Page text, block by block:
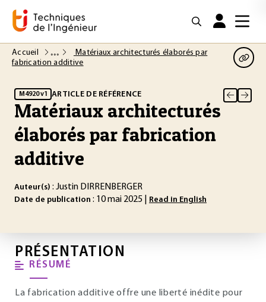
Accueil
Matériaux architecturés élaborés par
fabrication additive
M4920 v1 ARTICLE DE RÉFÉRENCE
Matériaux architecturés
élaborés par fabrication
additive
Auteur(s) : Justin DIRRENBERGER
Date de publication : 10 mai 2025 | Read in English
PRÉSENTATION
RÉSUMÉ
La fabrication additive offre une liberté inédite pour